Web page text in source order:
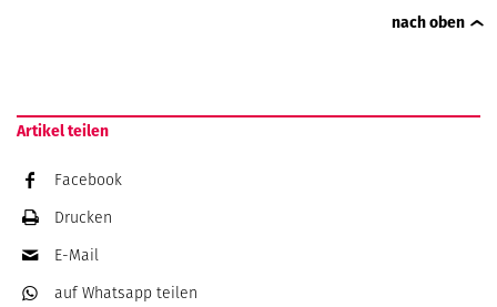
nach oben
Artikel teilen
Facebook
Drucken
E-Mail
auf Whatsapp teilen